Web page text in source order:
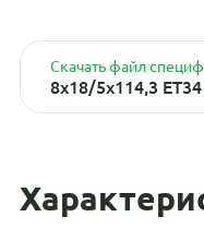
Скачать файл
8x18/5x114,3